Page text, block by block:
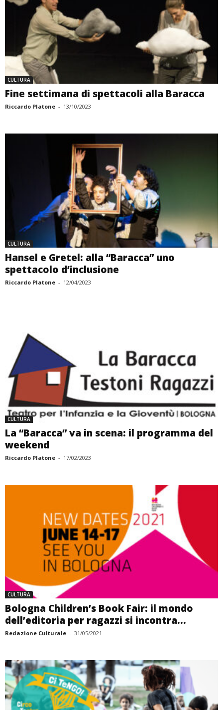
CULTURA
Fine settimana di spettacoli alla Baracca
Riccardo Platone - 13/10/2023
CULTURA
Hansel e Gretel: alla “Baracca” uno
spettacolo d’inclusione
Riccardo Platone - 12/04/2023
CULTURA
La “Baracca” va in scena: il programma del
weekend
Riccardo Platone - 17/02/2023
CULTURA
Bologna Children’s Book Fair: il mondo
dell’editoria per ragazzi si incontra...
Redazione Culturale - 31/05/2021